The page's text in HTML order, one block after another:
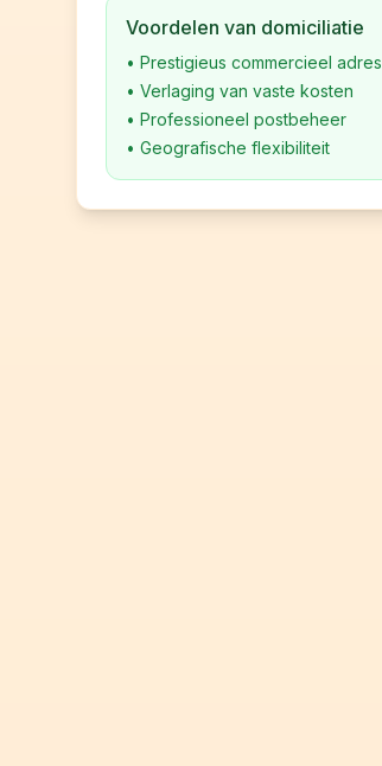
Voordelen van domiciliatie
• Prestigieus commercieel adres
• Verlaging van vaste kosten
• Professioneel postbeheer
• Geografische flexibiliteit